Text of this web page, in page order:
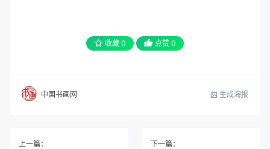
收藏 0 点赞 0
中国书画网 生成海报
上一篇：
下一篇：